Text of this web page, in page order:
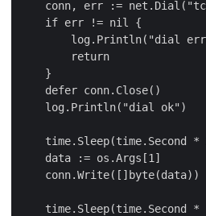
conn, err :=
    if err != nil {
log.Println("dial
        return
    }
    defer conn.Close()
    log.Println("dial ok")
time.Sleep(time.Second *
    data := os.Args[1]
    conn.Write([]byte(data))
time.Sleep(time.Second *